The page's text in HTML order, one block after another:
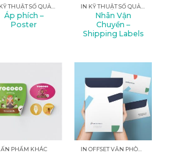
Áp phích –
Poster
Nhãn Vận
Chuyển –
Shipping Labels
ẤN PHẨM KHÁC IN OFFSET VĂN PHÒNG